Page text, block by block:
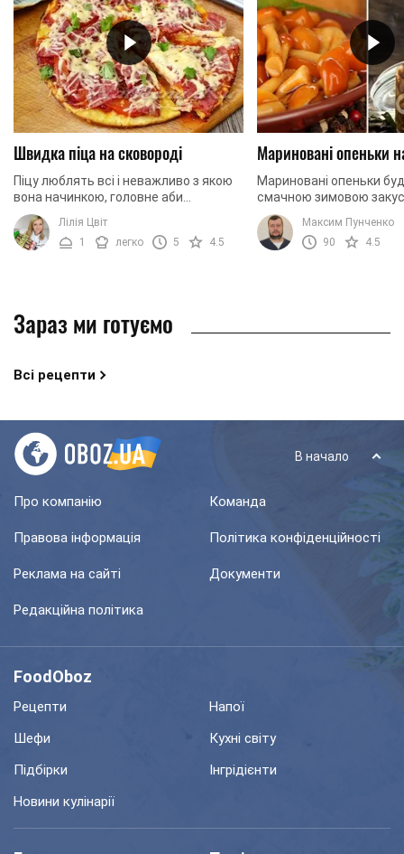
Швидка піца на сковороді
Піцу люблять всі і неважливо з якою
вона начинкою, головне аби
побільше. В такому випадку, що може
бути краще, ніж приготувати її
самостійно з ...
Лілія Цвіт
1
легко 5 4.5
Мариновані опеньки
Мариновані опеньки
смачною зимовою
приготуємо їх разом!
Максим Пунченко
90
4.5
Зараз ми готуємо
Всі рецепти
В начало
Про компанію Команда
Правова інформація Політика конфіденційності
Реклама на сайті Документи
Редакційна політика
FoodOboz
Рецепти
Напої
Шефи
Кухні світу
Підбірки
Інгрідієнти
Новини кулінарії